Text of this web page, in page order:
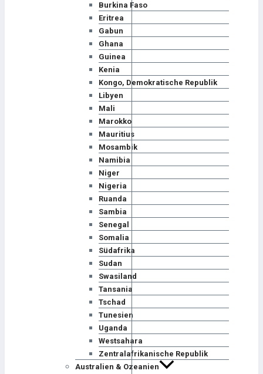
Burkina Faso
Eritrea
Gabun
Ghana
Guinea
Kenia
Kongo, Demokratische Republik
Libyen
Mali
Marokko
Mauritius
Mosambik
Namibia
Niger
Nigeria
Ruanda
Sambia
Senegal
Somalia
Südafrika
Sudan
Swasiland
Tansania
Tschad
Tunesien
Uganda
Westsahara
Zentralafrikanische Republik
Australien & Ozeanien